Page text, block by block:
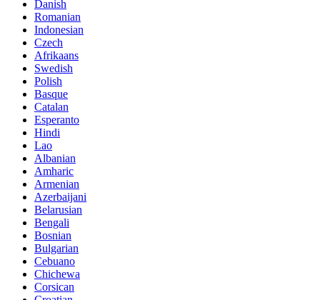
Danish
Romanian
Indonesian
Czech
Afrikaans
Swedish
Polish
Basque
Catalan
Esperanto
Hindi
Lao
Albanian
Amharic
Armenian
Azerbaijani
Belarusian
Bengali
Bosnian
Bulgarian
Cebuano
Chichewa
Corsican